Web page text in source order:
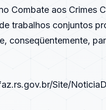
Combate aos Crimes
trabalhos conjuntos
conseqüentemente,
Site/